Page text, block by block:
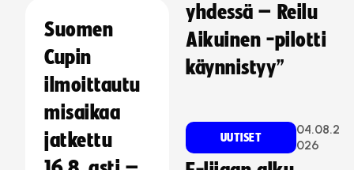
Suomen
Cupin
ilmoittautu
misaikaa
jatkettu
yhdessä – Reilu
Aikuinen -pilotti
käynnistyy”
UUTISET
04.08.2
026